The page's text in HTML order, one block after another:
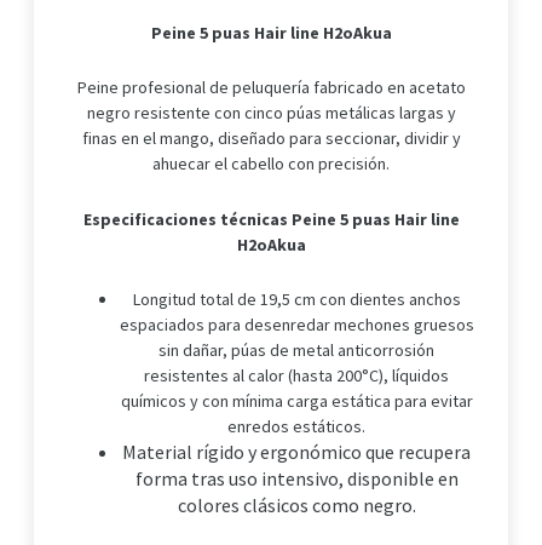
Peine 5 puas Hair line H2oAkua
Peine profesional de peluquería fabricado en acetato
negro resistente con cinco púas metálicas largas y
finas en el mango, diseñado para seccionar, dividir y
ahuecar el cabello con precisión.
Especificaciones técnicas Peine 5 puas Hair line
H2oAkua
Longitud total de 19,5 cm con dientes anchos
espaciados para desenredar mechones gruesos
sin dañar, púas de metal anticorrosión
resistentes al calor (hasta 200°C), líquidos
químicos y con mínima carga estática para evitar
enredos estáticos.
Material rígido y ergonómico que recupera
forma tras uso intensivo, disponible en
colores clásicos como negro.